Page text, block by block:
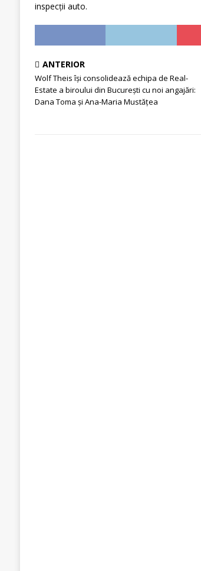
inspecții auto.
ANTERIOR
Wolf Theis își consolidează echipa de Real-
Estate a biroului din București cu noi angajări:
Dana Toma și Ana-Maria Mustățea